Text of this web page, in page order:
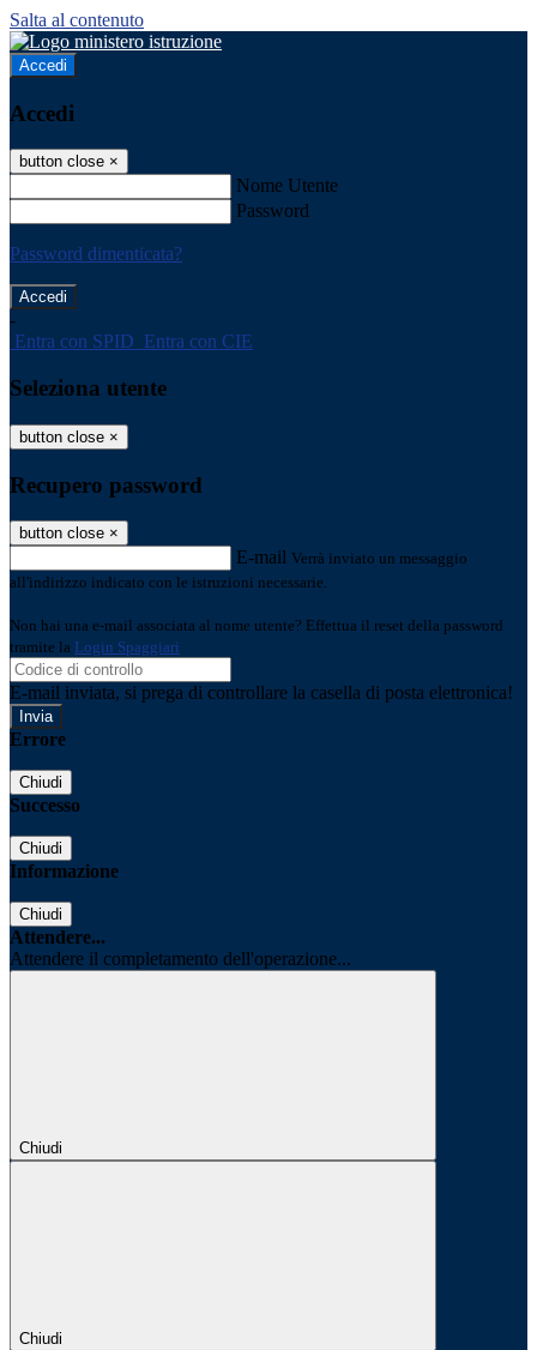
Salta al contenuto
Accedi
Accedi
button close ×
Nome Utente
Password
Password dimenticata?
-
Entra con SPID Entra con CIE
Seleziona utente
button close ×
Recupero password
button close ×
E-mail Verrà inviato un messaggio
all'indirizzo indicato con le istruzioni necessarie.
Non hai una e-mail associata al nome utente? Effettua il reset della password
tramite la Login Spaggiari
E-mail inviata, si prega di controllare la casella di posta elettronica!
Errore
Chiudi
Successo
Chiudi
Informazione
Chiudi
Attendere...
Attendere il completamento dell'operazione...
Chiudi
Chiudi